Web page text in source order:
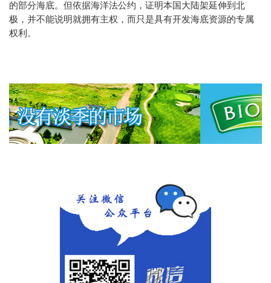
的部分海底。但依据海洋法公约，证明本国大陆架延伸到北
极，并不能说明就拥有主权，而只是具有开发海底资源的专属
权利。